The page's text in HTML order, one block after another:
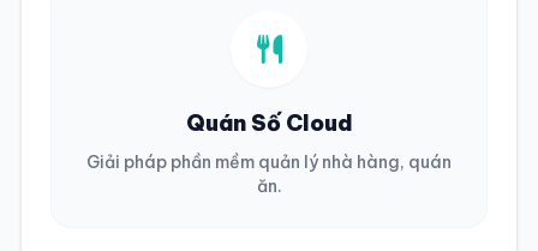
Quán Số Cloud
Giải pháp phần mềm quản lý nhà hàng, quán
ăn.